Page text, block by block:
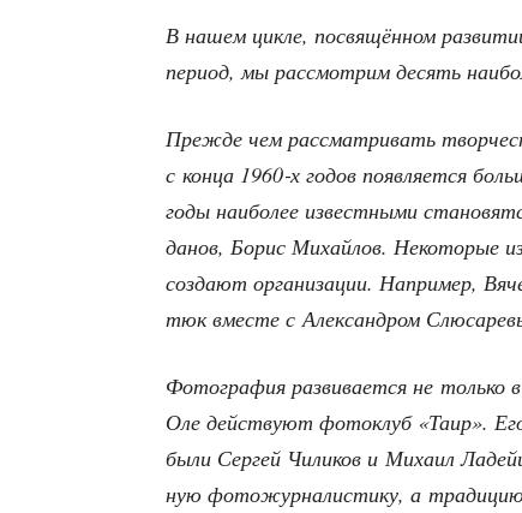
В нашем цик­ле, посвя­щён­ном
пери­од, мы рас­смот­рим десять
Преж­де чем рас­смат­ри­вать
с кон­ца 1960‑х годов появ­ля­ет­ся
годы наи­бо­лее извест­ны­ми
да­нов, Борис Михай­лов. Неко­то­рые
созда­ют орга­ни­за­ции. Напри­мер,
тюк вме­сте с Алек­сан­дром
Фото­гра­фия раз­ви­ва­ет­ся не толь­ко
Оле дей­ству­ют фото­клуб «Таир».
были Сер­гей Чили­ков и Миха­ил
ную фото­жур­на­ли­сти­ку, а тра­ди­цию